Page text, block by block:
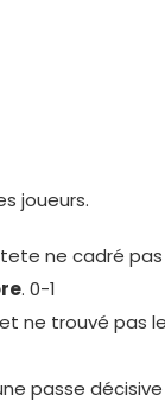
joueurs.
ne cadré
. 0-1
et ne trouvé
passe